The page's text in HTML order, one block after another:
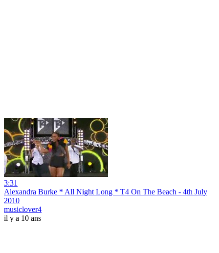
3:31
Alexandra Burke * All Night Long * T4 On The Beach - 4th July
2010
musiclover4
il y a 10 ans